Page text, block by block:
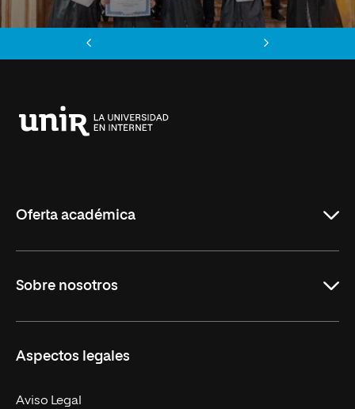
Oferta académica
Másteres Oficiales
Doctorados
Experto Universitario
Sobre nosotros
Facultades
Nuestro Equipo
Aspectos legales
Aviso Legal